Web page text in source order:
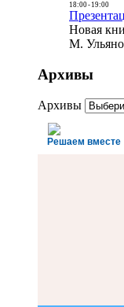
18:00- 19:00
Новая
М.
Архивы
Архивы
Решаем вместе